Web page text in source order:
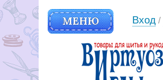
МЕНЮ Вход /